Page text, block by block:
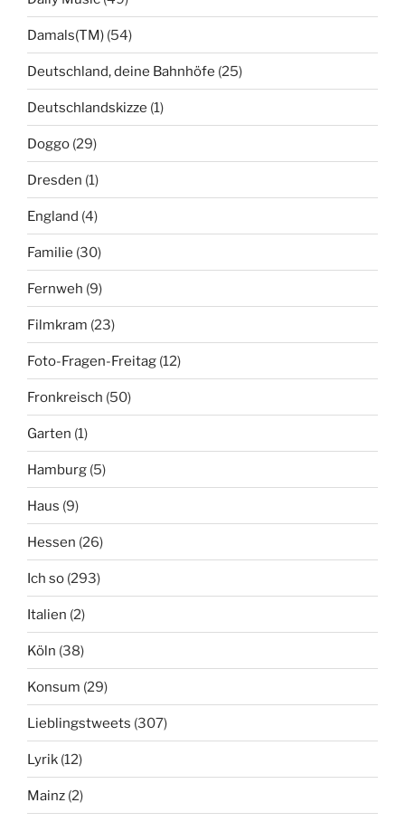
Damals(TM) (54)
Deutschland, deine Bahnhöfe (25)
Deutschlandskizze (1)
Doggo (29)
Dresden (1)
England (4)
Familie (30)
Fernweh (9)
Filmkram (23)
Foto-Fragen-Freitag (12)
Fronkreisch (50)
Garten (1)
Hamburg (5)
Haus (9)
Hessen (26)
Ich so (293)
Italien (2)
Köln (38)
Konsum (29)
Lieblingstweets (307)
Lyrik (12)
Mainz (2)